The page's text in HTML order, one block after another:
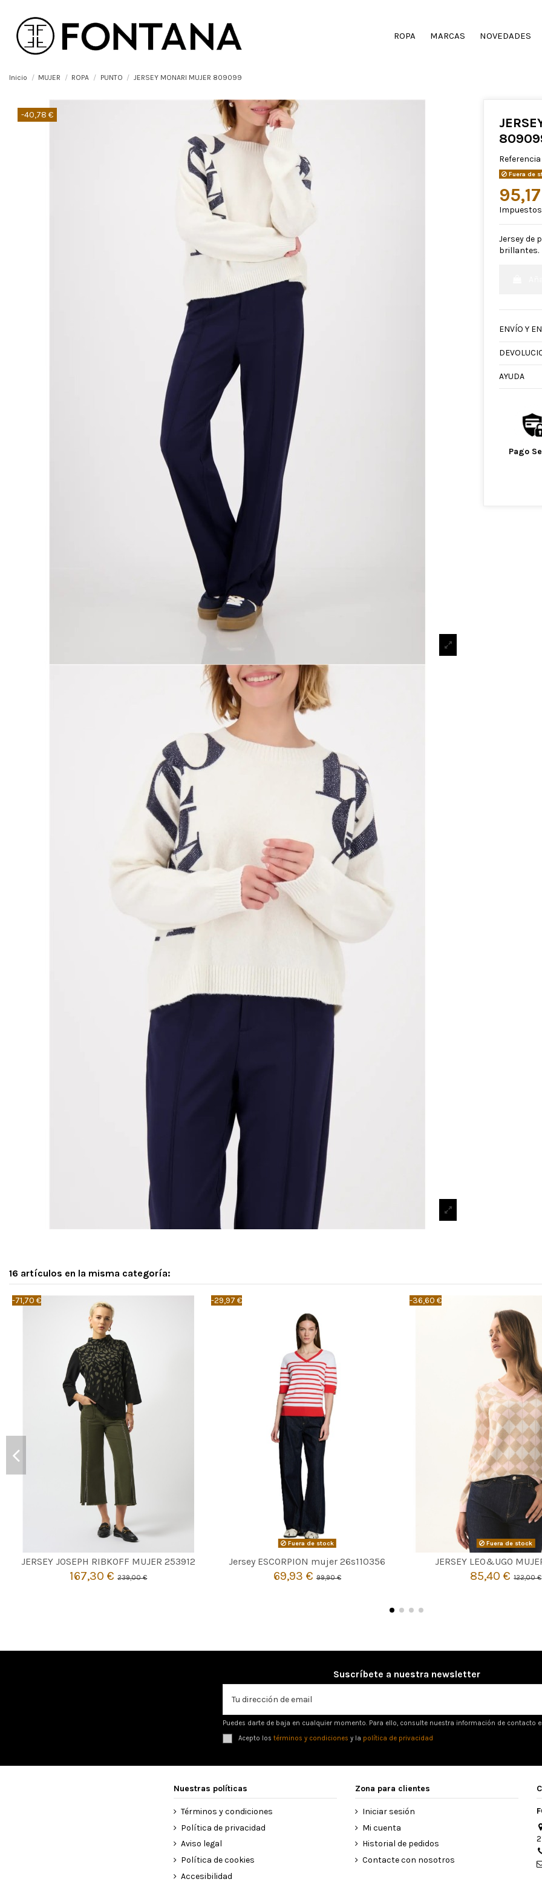
ROPA MARCAS NOVEDADES
Inicio MUJER ROPA PUNTO JERSEY MONARI MUJER 809099
-40,78 €
Referencia
Fuera de
Jersey de
brillantes.
ENVÍO Y
AYUDA
Pago
16 artículos en la misma categoría:
-71,70 €
JERSEY JOSEPH RIBKOFF MUJER 253912
167,30 €239,00 €
KAKI
M L XL
 Añadir al carrito
-29,97 €
Fuera de stock
Jersey ESCORPION mujer 26s110356
69,93 €99,90 €
 Agotado
-36,60 €
Fuera de stock
JERSEY LEO&UGO
85,40 €122,00 €
 Agotado
Suscríbete a nuestra newsletter
Puedes darte de baja en cualquier momento. Para ello, consulte nuestra información de contacto
Acepto los términos y condiciones y la política de privacidad
Nuestras políticas
Términos y condiciones
Política de privacidad
Aviso legal
Política de cookies
Accesibilidad
Zona para clientes
Iniciar sesión
Mi cuenta
Historial de pedidos
Contacte con nosotros